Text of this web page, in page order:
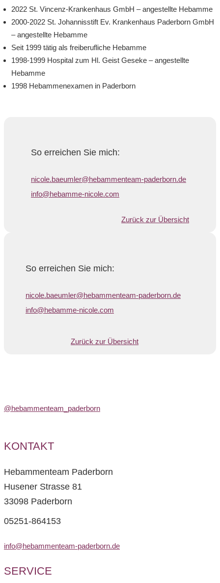
2022 St. Vincenz-Krankenhaus GmbH – angestellte Hebamme
2000-2022 St. Johannisstift Ev. Krankenhaus Paderborn GmbH
– angestellte Hebamme
Seit 1999 tätig als freiberufliche Hebamme
1998-1999 Hospital zum Hl. Geist Geseke – angestellte
Hebamme
1998 Hebammenexamen in Paderborn
So erreichen Sie mich:
nicole.baeumler@hebammenteam-paderborn.de
info@hebamme-nicole.com
Zurück zur Übersicht
So erreichen Sie mich:
nicole.baeumler@hebammenteam-paderborn.de
info@hebamme-nicole.com
Zurück zur Übersicht
@hebammenteam_paderborn
KONTAKT
Hebammenteam Paderborn
Husener Strasse 81
33098 Paderborn
05251-864153
info@hebammenteam-paderborn.de
SERVICE